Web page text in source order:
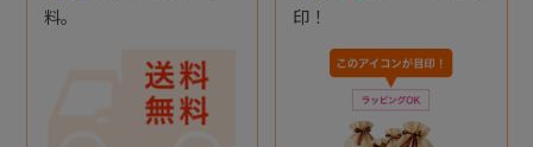
料。
印！